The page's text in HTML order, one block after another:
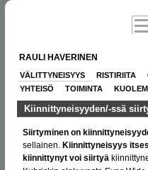
RAULI HAVERINEN
VÄLITTYNEISYYS RISTIRIITA
YHTEISÖ
TOIMINTA
Kiinnittyneisyyden/-ssä
Siirtyminen on
sellainen. Kiinnittyneisyys
kiinnittynyt voi siirtyä